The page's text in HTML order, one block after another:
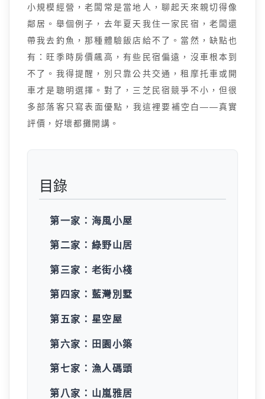
小規模經營，老闆常是當地人，聊起天來親切得像
鄰居。舉個例子，去年夏天我住一家民宿，老闆還
帶我去釣魚，那種體驗飯店給不了。當然，缺點也
有：旺季時房價飆高，有些民宿偏遠，沒車根本到
不了。我得提醒，別只靠公共交通，租摩托車或開
車才是聰明選擇。對了，三芝民宿競爭不小，但很
多部落客只寫表面優點，我這裡要補空白——真實
評價，好壞都攤開講。
目錄
第一家：海風小屋
第二家：綠野山居
第三家：老街小棧
第四家：藍灣別墅
第五家：星空屋
第六家：田園小築
第七家：漁人碼頭
第八家：山嵐雅居